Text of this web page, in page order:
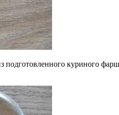
подготовленного куриного